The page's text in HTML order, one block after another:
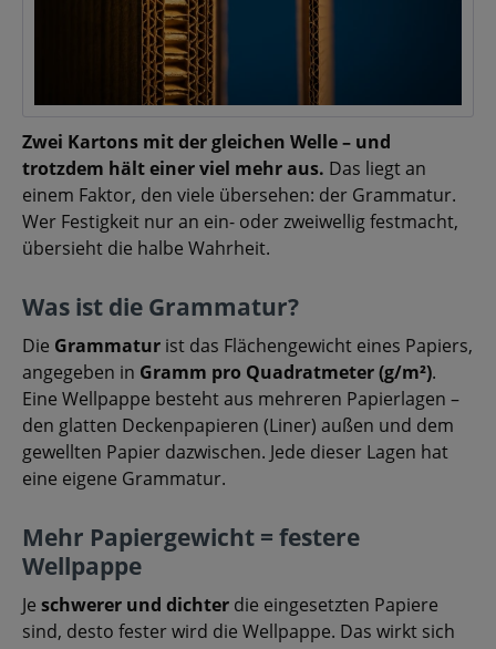
Zwei Kartons mit der gleichen Welle – und
trotzdem hält einer viel mehr aus. Das liegt an
einem Faktor, den viele übersehen: der Grammatur.
Wer Festigkeit nur an ein- oder zweiwellig festmacht,
übersieht die halbe Wahrheit.
Was ist die Grammatur?
Die Grammatur ist das Flächengewicht eines Papiers,
angegeben in Gramm pro Quadratmeter (g/m²).
Eine Wellpappe besteht aus mehreren Papierlagen –
den glatten Deckenpapieren (Liner) außen und dem
gewellten Papier dazwischen. Jede dieser Lagen hat
eine eigene Grammatur.
Mehr Papiergewicht = festere
Wellpappe
Je schwerer und dichter die eingesetzten Papiere
sind, desto fester wird die Wellpappe. Das wirkt sich